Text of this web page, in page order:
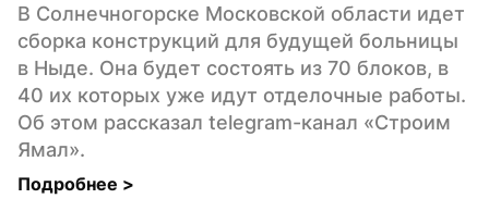
В Солнечногорске Московской области идет
сборка конструкций для будущей больницы
в Ныде. Она будет состоять из 70 блоков, в
40 их которых уже идут отделочные работы.
Об этом рассказал telegram-канал «Строим
Ямал».
Подробнее >